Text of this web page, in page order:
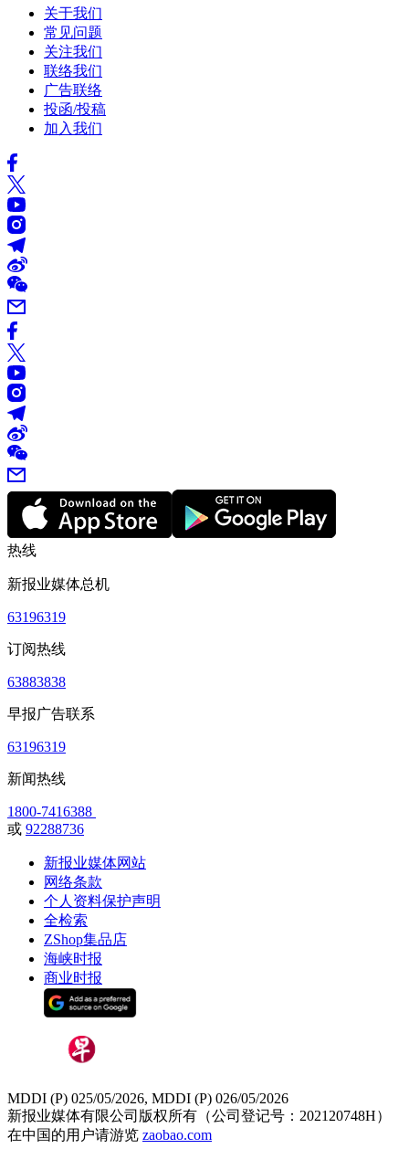
关于我们
常见问题
关注我们
联络我们
广告联络
投函/投稿
加入我们
热线
新报业媒体总机
63196319
订阅热线
63883838
早报广告联系
63196319
新闻热线
1800-7416388
或 92288736
新报业媒体网站
网络条款
个人资料保护声明
全检索
ZShop集品店
海峡时报
商业时报
MDDI (P) 025/05/2026, MDDI (P) 026/05/2026
新报业媒体有限公司版权所有（公司登记号：202120748H）
在中国的用户请游览 zaobao.com